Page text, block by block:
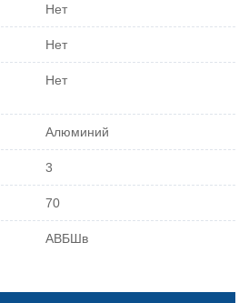
Нет
Нет
Нет
Алюминий
3
70
АВБШв